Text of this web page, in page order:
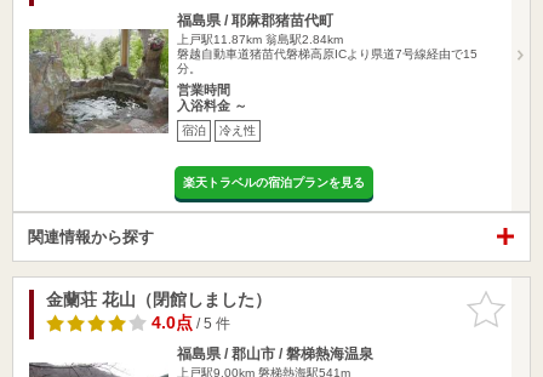
福島県 / 耶麻郡猪苗代町
上戸駅11.87km 翁島駅2.84km
磐越自動車道猪苗代磐梯高原ICより県道7号線経由で15
分。
営業時間
入浴料金 ～
宿泊 冷え性
楽天トラベルの宿泊プランを見る
関連情報から探す
お気に入
りに追加
金蘭荘 花山（閉館しました）
4.0点/ 5 件
福島県 / 郡山市 / 磐梯熱海温泉
上戸駅9.00km 磐梯熱海駅541m